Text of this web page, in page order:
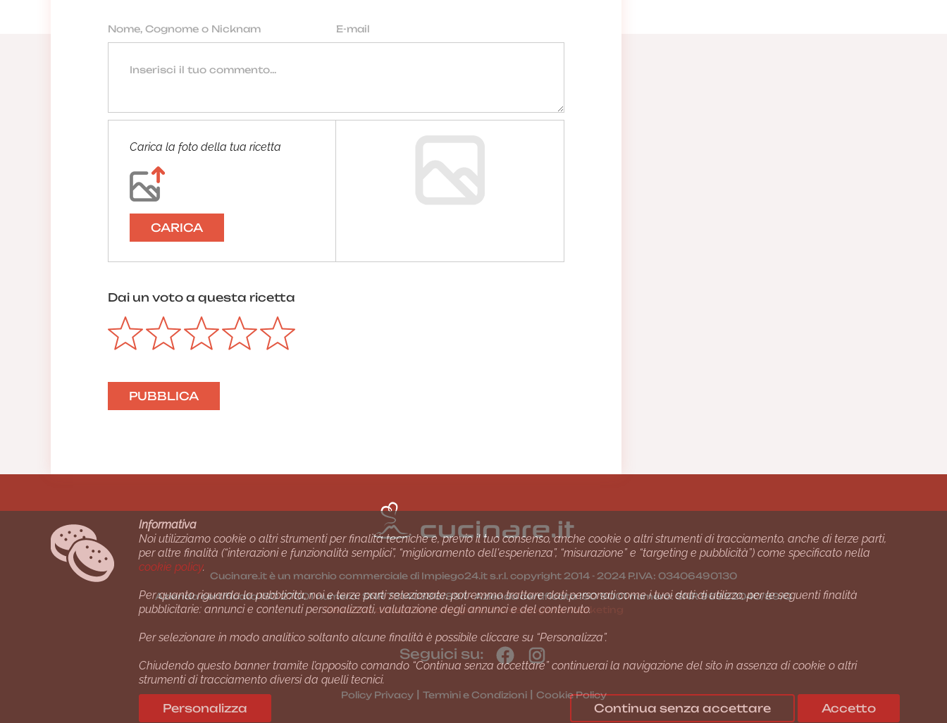
Carica la foto della tua ricetta
CARICA
Dai un voto a questa ricetta
Cucinare.it è un marchio commerciale di Impiego24.it s.r.l. copyright 2014 - 2024 P.IVA: 03406490130
Azienda certiﬁcata ISO 27001 numero: SNR 73140386/89/I - Azienda certiﬁcata ISO 9001 numero: SNR 96992040/89/Q
Gestione consensi e categorie merceologiche marketing
Seguici su:
Policy Privacy| Termini e Condizioni| Cookie Policy
Informativa
Noi utilizziamo cookie o altri strumenti per finalità tecniche e, previo il tuo consenso, anche cookie o altri strumenti di tracciamento, anche di terze parti,
per altre finalità (“interazioni e funzionalità semplici”, “miglioramento dell'esperienza”, “misurazione” e “targeting e pubblicità”) come specificato nella
cookie policy.
Per quanto riguarda la pubblicità, noi e terze parti selezionate, potremmo trattare dati personali come i tuoi dati di utilizzo, per le seguenti finalità
pubblicitarie: annunci e contenuti personalizzati, valutazione degli annunci e del contenuto.
Per selezionare in modo analitico soltanto alcune finalità è possibile cliccare su “Personalizza”.
Chiudendo questo banner tramite l’apposito comando “Continua senza accettare” continuerai la navigazione del sito in assenza di cookie o altri
strumenti di tracciamento diversi da quelli tecnici.
Personalizza Continua senza accettare Accetto